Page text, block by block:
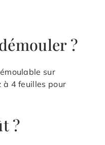
?
sur
à 4 feuilles pour
?